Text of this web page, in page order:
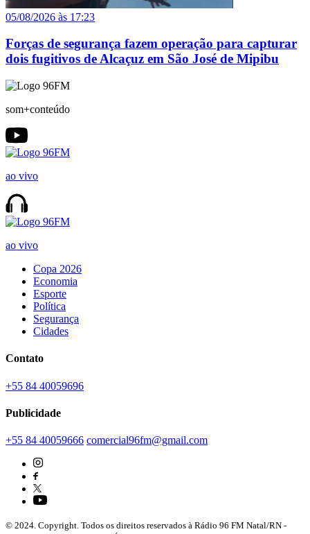
05/08/2026 às 17:23
Forças de segurança fazem operação para capturar
dois fugitivos de Alcaçuz em São José de Mipibu
som+conteúdo
ao vivo
ao vivo
Copa 2026
Economia
Esporte
Política
Segurança
Cidades
Contato
+55 84 40059696
Publicidade
+55 84 40059666 comercial96fm@gmail.com
© 2024. Copyright. Todos os direitos reservados à Rádio 96 FM Natal/RN -